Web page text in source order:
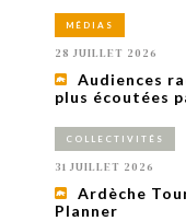
MÉDIAS
28 JUILLET 2026
Audiences
plus écoutées
COLLECTIVITÉS
31 JUILLET 2026
Ardèche
Planner